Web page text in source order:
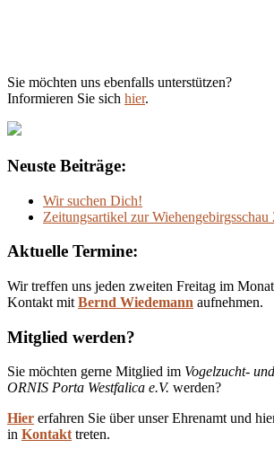
Sie möchten uns ebenfalls unterstützen?
Informieren Sie sich hier.
Neuste Beiträge:
Wir suchen Dich!
Zeitungsartikel zur Wiehengebirgsschau
Aktuelle Termine:
Wir treffen uns jeden zweiten Freitag im
Kontakt mit Bernd Wiedemann aufnehmen.
Mitglied werden?
Sie möchten gerne Mitglied im Vogelzucht-
ORNIS Porta Westfalica e.V. werden?
Hier erfahren Sie über unser Ehrenamt und
in Kontakt treten.